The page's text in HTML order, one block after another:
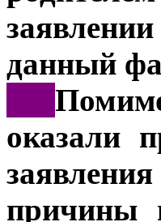
данный
оказали
причины